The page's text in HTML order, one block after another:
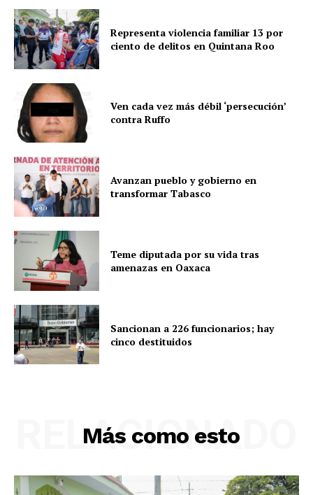
Representa violencia familiar 13 por
ciento de delitos en Quintana Roo
Ven cada vez más débil ‘persecución’
contra Ruffo
Avanzan pueblo y gobierno en
transformar Tabasco
Teme diputada por su vida tras
amenazas en Oaxaca
Sancionan a 226 funcionarios; hay
cinco destituidos
Más como esto
RELACIONADO